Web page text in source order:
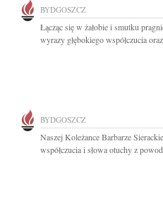
BYDGOSZCZ
Łącząc się w żałobie i smutku
wyrazy głębokiego współczucia
BYDGOSZCZ
Naszej Koleżance Barbarze
współczucia i słowa otuchy z